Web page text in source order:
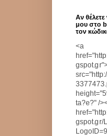
Αν
μου στο
τον
<a
ta?e?" /
gspot.gr/